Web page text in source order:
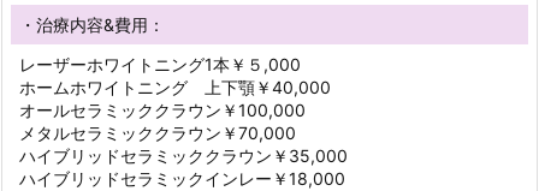
・治療内容&費用：
レーザーホワイトニング1本￥５,000
ホームホワイトニング 上下顎￥40,000
オールセラミッククラウン￥100,000
メタルセラミッククラウン￥70,000
ハイブリッドセラミッククラウン￥35,000
ハイブリッドセラミックインレー￥18,000